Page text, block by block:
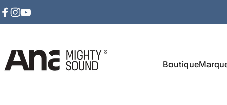
Passer au contenu
Ana Mighty Sound Boutique